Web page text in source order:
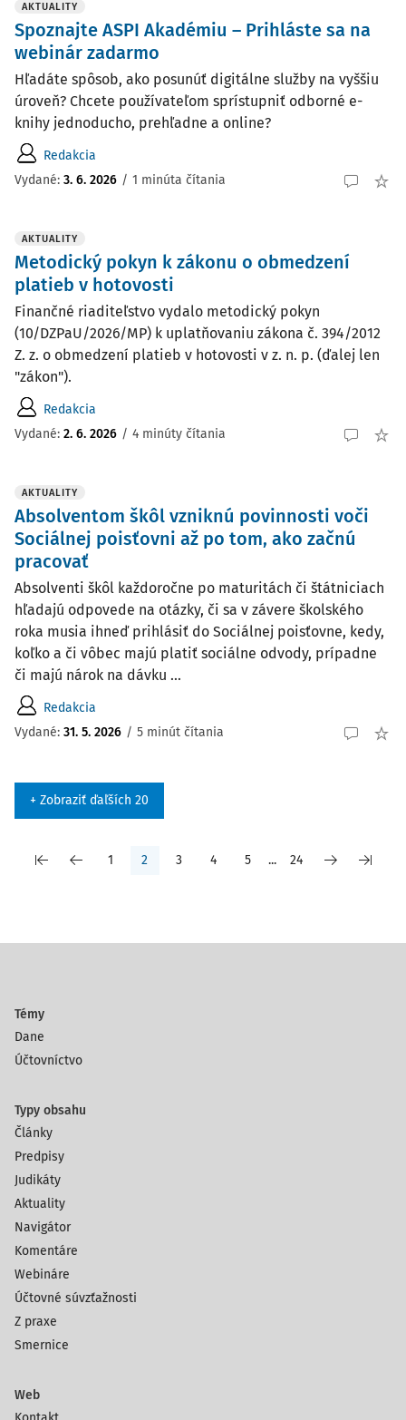
AKTUALITY
Spoznajte ASPI Akadémiu – Prihláste sa na
webinár zadarmo
Hľadáte spôsob, ako posunúť digitálne služby na vyššiu
úroveň? Chcete používateľom sprístupniť odborné e-
knihy jednoducho, prehľadne a online?
Redakcia
Vydané: 3. 6. 2026 / 1 minúta čítania
AKTUALITY
Metodický pokyn k zákonu o obmedzení
platieb v hotovosti
Finančné riaditeľstvo vydalo metodický pokyn
(10/DZPaU/2026/MP) k uplatňovaniu zákona č. 394/2012
Z. z. o obmedzení platieb v hotovosti v z. n. p. (ďalej len
"zákon").
Redakcia
Vydané: 2. 6. 2026 / 4 minúty čítania
AKTUALITY
Absolventom škôl vzniknú povinnosti voči
Sociálnej poisťovni až po tom, ako začnú
pracovať
Absolventi škôl každoročne po maturitách či štátniciach
hľadajú odpovede na otázky, či sa v závere školského
roka musia ihneď prihlásiť do Sociálnej poisťovne, kedy,
koľko a či vôbec majú platiť sociálne odvody, prípadne
či majú nárok na dávku ...
Redakcia
Vydané: 31. 5. 2026 / 5 minút čítania
+ Zobraziť ďaľších 20
1 2 3 4 5 ... 24
Témy
Dane
Účtovníctvo
Typy obsahu
Články
Predpisy
Judikáty
Aktuality
Navigátor
Komentáre
Webináre
Účtovné súvzťažnosti
Z praxe
Smernice
Web